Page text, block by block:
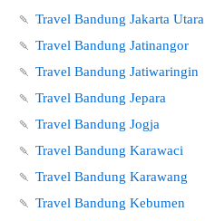
🍡 Travel Bandung Jakarta Utara
🍡 Travel Bandung Jatinangor
🍡 Travel Bandung Jatiwaringin
🍡 Travel Bandung Jepara
🍡 Travel Bandung Jogja
🍡 Travel Bandung Karawaci
🍡 Travel Bandung Karawang
🍡 Travel Bandung Kebumen